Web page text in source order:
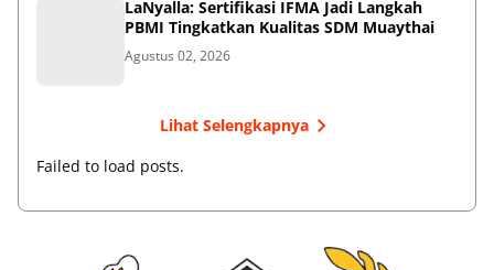
LaNyalla: Sertifikasi IFMA Jadi Langkah
PBMI Tingkatkan Kualitas SDM Muaythai
Agustus 02, 2026
Lihat Selengkapnya
Failed to load posts.